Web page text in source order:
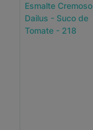
Esmalte Cremoso
Dailus - Suco de
Tomate - 218